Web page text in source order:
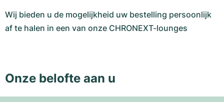
Wij bieden u de mogelijkheid uw bestelling persoonlijk
af te halen in een van onze CHRONEXT-lounges
Onze belofte aan u